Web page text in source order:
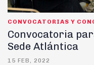
CONVOCATORIAS Y
Convocatoria
Sede Atlántica
15 FEB, 2022